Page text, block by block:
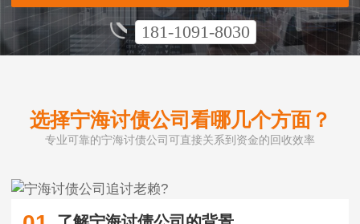
181-1091-8030
选择宁海讨债公司看哪几个方面？
专业可靠的宁海讨债公司可直接关系到资金的回收效率